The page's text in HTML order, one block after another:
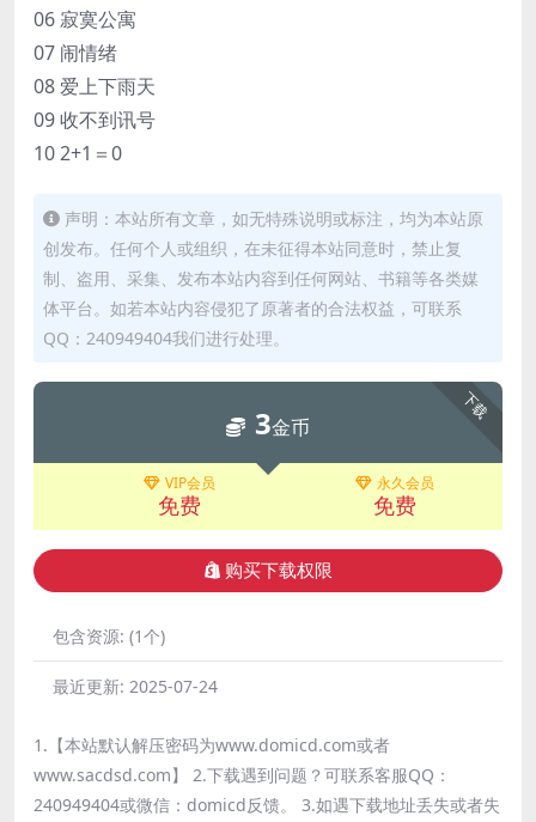
06 寂寞公寓
07 闹情绪
08 爱上下雨天
09 收不到讯号
10 2+1＝0
声明：本站所有文章，如无特殊说明或标注，均为本站原
创发布。任何个人或组织，在未征得本站同意时，禁止复
制、盗用、采集、发布本站内容到任何网站、书籍等各类媒
体平台。如若本站内容侵犯了原著者的合法权益，可联系
QQ：240949404我们进行处理。
下载
3金币
VIP会员
免费
永久会员
免费
购买下载权限
包含资源: (1个)
最近更新: 2025-07-24
1.【本站默认解压密码为www.domicd.com或者
www.sacdsd.com】 2.下载遇到问题？可联系客服QQ：
240949404或微信：domicd反馈。 3.如遇下载地址丢失或者失